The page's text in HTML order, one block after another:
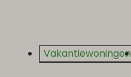
Vakantiewoningen